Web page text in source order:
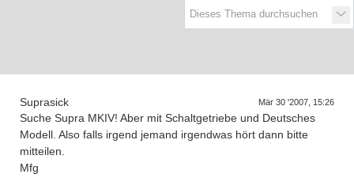
D
a
s
T
r
e
f
f
e
n
d
e
r
G
e
n
e
r
a
t
i
o
n
e
n
Suprasick Mär 30 '2007, 15:26
Suche Supra MKIV! Aber mit Schaltgetriebe und Deutsches
Modell. Also falls irgend jemand irgendwas hört dann bitte
mitteilen.
Mfg